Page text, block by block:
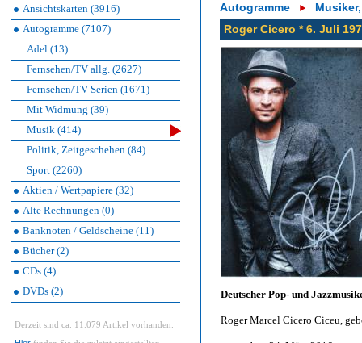
Ansichtskarten (3916)
Autogramme (7107)
Adel (13)
Fernsehen/TV allg. (2627)
Fernsehen/TV Serien (1671)
Mit Widmung (39)
Musik (414)
Politik, Zeitgeschehen (84)
Sport (2260)
Aktien / Wertpapiere (32)
Alte Rechnungen (0)
Banknoten / Geldscheine (11)
Bücher (2)
CDs (4)
DVDs (2)
Derzeit sind ca. 11.079 Artikel vorhanden.
Autogramme
Roger Cicero * 6. Juli
Deutscher Pop- und
Roger Marcel Cicero Ciceu,